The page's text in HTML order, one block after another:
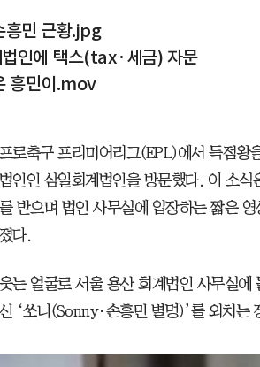
흥민 근황.jpg
인에 택스(tax·세금) 자문
흥민이.mov
로축구 프리미어리그(EPL)에서 득점왕
인인 삼일회계법인을 방문했다. 이 소식
받으며 법인 사무실에 입장하는 짧은
다.
는 얼굴로 서울 용산 회계법인 사무실
‘쏘니(Sonny·손흥민 별명)’를 외치는